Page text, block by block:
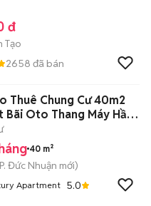
đ
Tạo
2658 đã bán
Thuê Chung Cư 40m2
Bãi Oto Thang Máy Hầm
40 m²
P. Đức Nhuận mới)
Apartment 5.0